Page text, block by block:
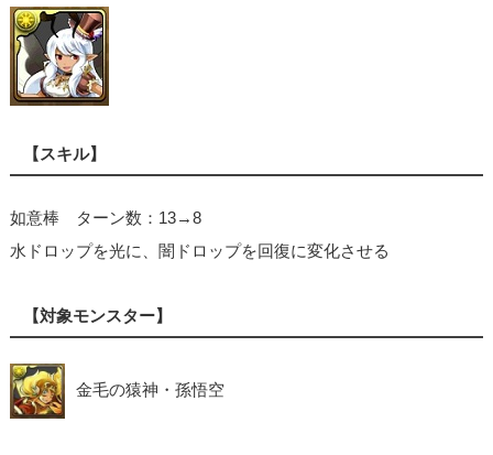
【スキル】
如意棒 ターン数：13→8
水ドロップを光に、闇ドロップを回復に変化させる
【対象モンスター】
金毛の猿神・孫悟空